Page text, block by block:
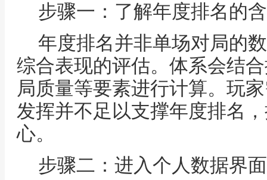
步骤一：了解年度排名的
年度排名并非单场对局的
综合表现的评估。体系会结
局质量等要素进行计算。玩
发挥并不足以支撑年度排名
心。
步骤二：进入个人数据界面